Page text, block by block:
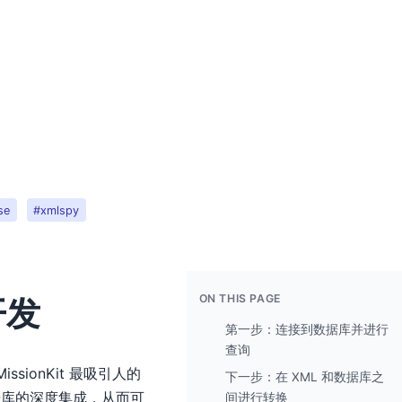
#xmlspy
最吸引人的
的深度集成，从而可
ON THIS PAGE
第一步：连接到数据库并进行
查询
下一步：在 XML 和数据库之
间进行转换